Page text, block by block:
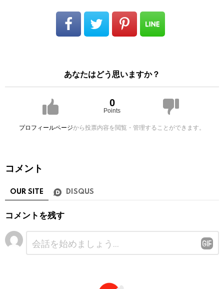
あなたはどう思いますか？
0
Points
プロフィールページから投票内容を閲覧・管理することができます。
コメント
OUR SITE DISQUS
コメントを残す